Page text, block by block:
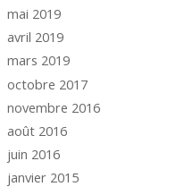
mai 2019
avril 2019
mars 2019
octobre 2017
novembre 2016
août 2016
juin 2016
janvier 2015